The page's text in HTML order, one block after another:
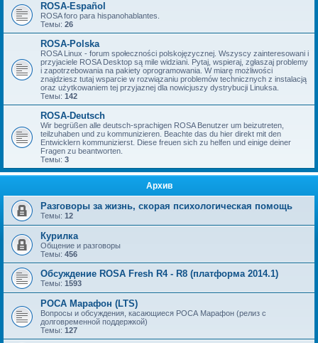
ROSA-Español
ROSA foro para hispanohablantes.
Темы: 26
ROSA-Polska
ROSA Linux - forum społeczności polskojęzycznej. Wszyscy zainteresowani i
przyjaciele ROSA Desktop są mile widziani. Pytaj, wspieraj, zgłaszaj problemy
i zapotrzebowania na pakiety oprogramowania. W miarę możliwości
znajdziesz tutaj wsparcie w rozwiązaniu problemów technicznych z instalacją
oraz użytkowaniem tej przyjaznej dla nowicjuszy dystrybucji Linuksa.
Темы: 142
ROSA-Deutsch
Wir begrüßen alle deutsch-sprachigen ROSA Benutzer um beizutreten,
teilzuhaben und zu kommunizieren. Beachte das du hier direkt mit den
Entwicklern kommunizierst. Diese freuen sich zu helfen und einige deiner
Fragen zu beantworten.
Темы: 3
Архив
Разговоры за жизнь, скорая психологическая помощь
Темы: 12
Курилка
Общение и разговоры
Темы: 456
Обсуждение ROSA Fresh R4 - R8 (платформа 2014.1)
Темы: 1593
РОСА Марафон (LTS)
Вопросы и обсуждения, касающиеся РОСА Марафон (релиз с
долговременной поддержкой)
Темы: 127